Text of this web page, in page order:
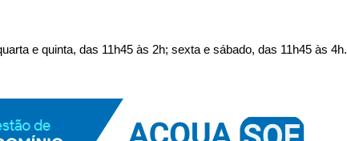
e quinta, das 11h45 às 2h; sexta e sábado, das 11h45 às 4h.